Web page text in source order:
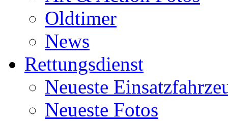
Oldtimer
News
Rettungsdienst
Neueste
Neueste Fotos